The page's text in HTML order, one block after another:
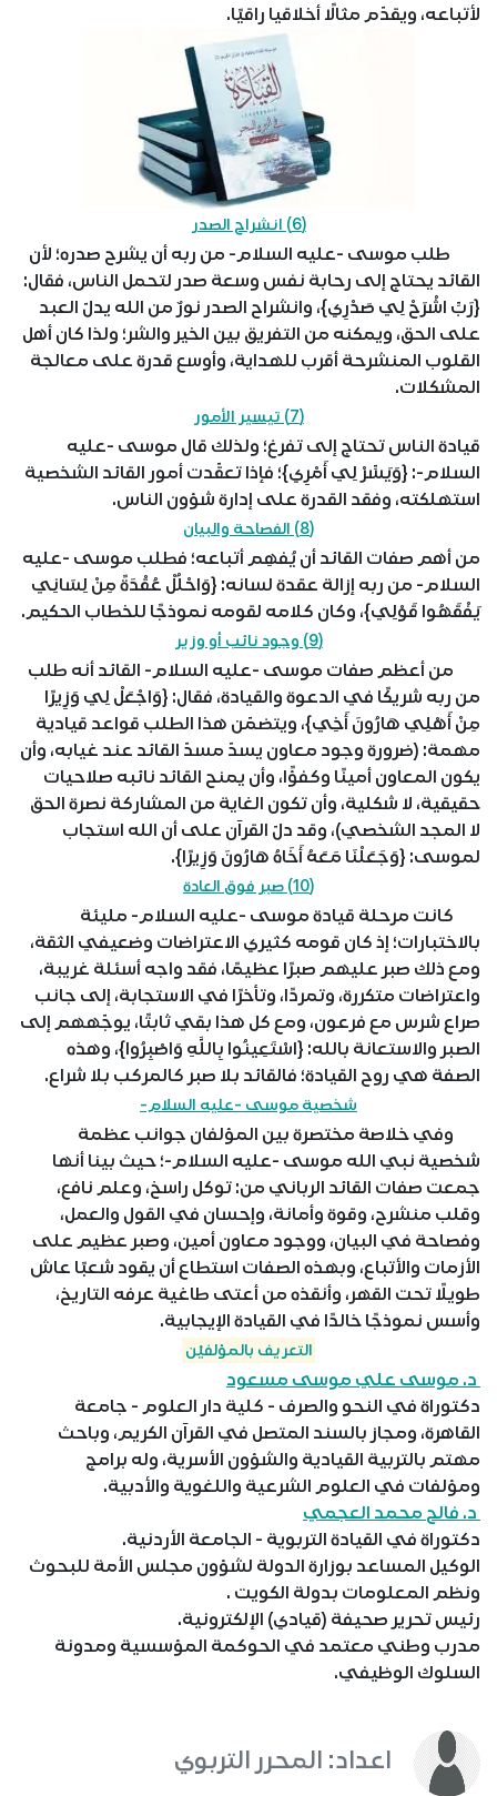
لأتباعه، ويقدّم مثالًا أخلاقيا راقيًا.
(6) انشراح الصدر
طلب موسى -عليه السلام- من ربه أن يشرح صدره؛ لأن
القائد يحتاج إلى رحابة نفس وسعة صدر لتحمل الناس، فقال:
{رَبِّ اشْرَحْ لِي صَدْرِي}، وانشراح الصدر نورٌ من الله يدلّ العبد
على الحق، ويمكنه من التفريق بين الخير والشر؛ ولذا كان أهل
القلوب المنشرحة أقرب للهداية، وأوسع قدرة على معالجة
المشكلات.
(7) تيسير الأمور
قيادة الناس تحتاج إلى تفرغ؛ ولذلك قال موسى -عليه
السلام-: {وَيَسِّرْ لِي أَمْرِي}؛ فإذا تعقّدت أمور القائد الشخصية
استهلكته، وفقد القدرة على إدارة شؤون الناس.
(8) الفصاحة والبيان
من أهم صفات القائد أن يُفهِم أتباعه؛ فطلب موسى -عليه
السلام- من ربه إزالة عقدة لسانه: {وَاحْلُلْ عُقْدَةً مِنْ لِسَانِي
يَفْقَهُوا قَوْلِي}، وكان كلامه لقومه نموذجًا للخطاب الحكيم.
(9) وجود نائب أو وزير
من أعظم صفات موسى -عليه السلام- القائد أنه طلب
من ربه شريكًا في الدعوة والقيادة، فقال: {وَاجْعَلْ لِي وَزِيرًا
مِنْ أَهْلِي هَارُونَ أَخِي}، ويتضمّن هذا الطلب قواعد قيادية
مهمة: (ضرورة وجود معاون يسدّ مسدّ القائد عند غيابه، وأن
يكون المعاون أمينًا وكفؤًا، وأن يمنح القائد نائبه صلاحيات
حقيقية، لا شكلية، وأن تكون الغاية من المشاركة نصرة الحق
لا المجد الشخصي)، وقد دلّ القرآن على أن الله استجاب
لموسى: {وَجَعَلْنَا مَعَهُ أَخَاهُ هَارُونَ وَزِيرًا}.
(10) صبر فوق العادة
كانت مرحلة قيادة موسى -عليه السلام- مليئة
بالاختبارات؛ إذ كان قومه كثيري الاعتراضات وضعيفي الثقة،
ومع ذلك صبر عليهم صبرًا عظيمًا، فقد واجه أسئلة غريبة،
واعتراضات متكررة، وتمردًا، وتأخرًا في الاستجابة، إلى جانب
صراع شرس مع فرعون، ومع كل هذا بقي ثابتًا، يوجّههم إلى
الصبر والاستعانة بالله: {اسْتَعِينُوا بِاللَّهِ وَاصْبِرُوا}، وهذه
الصفة هي روح القيادة؛ فالقائد بلا صبر كالمركب بلا شراع.
شخصية موسى -عليه السلام-
وفي خلاصة مختصرة بين المؤلفان جوانب عظمة
شخصية نبي الله موسى -عليه السلام-؛ حيث بينا أنها
جمعت صفات القائد الرباني من: توكل راسخ، وعلم نافع،
وقلب منشرح، وقوة وأمانة، وإحسان في القول والعمل،
وفصاحة في البيان، ووجود معاون أمين، وصبر عظيم على
الأزمات والأتباع، وبهذه الصفات استطاع أن يقود شعبًا عاش
طويلًا تحت القهر، وأنقذه من أعتى طاغية عرفه التاريخ،
وأسس نموذجًا خالدًا في القيادة الإيجابية.
التعريف بالمؤلفيْن
د. موسى علي موسى مسعود
دكتوراة في النحو والصرف - كلية دار العلوم - جامعة
القاهرة، ومجاز بالسند المتصل في القرآن الكريم، وباحث
مهتم بالتربية القيادية والشؤون الأسرية، وله برامج
ومؤلفات في العلوم الشرعية واللغوية والأدبية.
د. فالح محمد العجمي
دكتوراة في القيادة التربوية - الجامعة الأردنية.
الوكيل المساعد بوزارة الدولة لشؤون مجلس الأمة للبحوث
ونظم المعلومات بدولة الكويت .
رئيس تحرير صحيفة (قيادي) الإلكترونية.
مدرب وطني معتمد في الحوكمة المؤسسية ومدونة
السلوك الوظيفي.
اعداد: المحرر التربوي